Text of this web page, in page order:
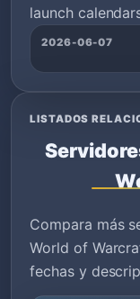
launch
2026-06-07
LISTADOS
Compara más
World of
fechas y